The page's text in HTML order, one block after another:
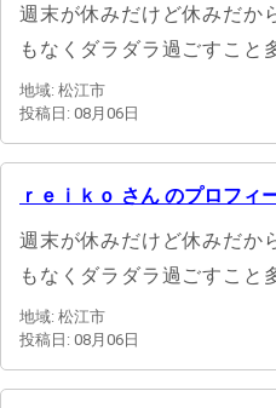
週末が休みだけど休みだか
もなくダラダラ過ごすこと
地域: 松江市
投稿日: 08月06日
ｒｅｉｋｏ さん のプロフィ
週末が休みだけど休みだか
もなくダラダラ過ごすこと
地域: 松江市
投稿日: 08月06日